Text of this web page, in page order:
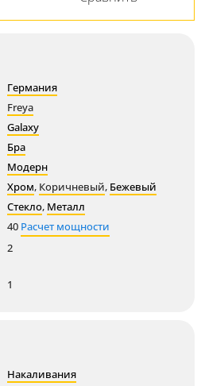
Германия
Freya
Galaxy
Бра
Модерн
Хром, Коричневый, Бежевый
Стекло, Металл
40 Расчет мощности
2
1
Накаливания